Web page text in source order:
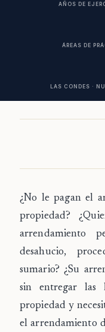
AÑOS DE
ÁREAS DE
LAS CONDES ·
¿No le pagan el
propiedad?
arrendamiento
desahucio,
sumario? ¿Su
sin entregar las
propiedad y
elarrendamiento